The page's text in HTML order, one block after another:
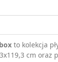
to kolekcja
cm oraz